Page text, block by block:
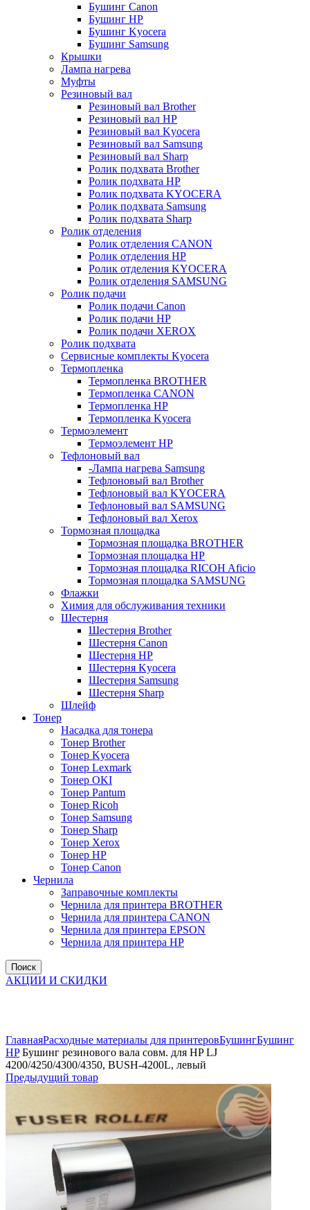
Бушинг Canon
Бушинг HP
Бушинг Kyocera
Бушинг Samsung
Крышки
Лампа нагрева
Муфты
Резиновый вал
Резиновый вал Brother
Резиновый вал HP
Резиновый вал Kyocera
Резиновый вал Samsung
Резиновый вал Sharp
Ролик подхвата Brother
Ролик подхвата HP
Ролик подхвата KYOCERA
Ролик подхвата Samsung
Ролик подхвата Sharp
Ролик отделения
Ролик отделения CANON
Ролик отделения HP
Ролик отделения KYOCERA
Ролик отделения SAMSUNG
Ролик подачи
Ролик подачи Canon
Ролик подачи HP
Ролик подачи XEROX
Ролик подхвата
Сервисные комплекты Kyocera
Термопленка
Термопленка BROTHER
Термопленка CANON
Термопленка HP
Термопленка Kyocera
Термоэлемент
Термоэлемент НР
Тефлоновый вал
-Лампа нагрева Samsung
Тефлоновый вал Brother
Тефлоновый вал KYOCERA
Тефлоновый вал SAMSUNG
Тефлоновый вал Xerox
Тормозная площадка
Тормозная площадка BROTHER
Тормозная площадка HP
Тормозная площадка RICOH Aficio
Тормозная площадка SAMSUNG
Флажки
Химия для обслуживания техники
Шестерня
Шестерня Brother
Шестерня Canon
Шестерня HP
Шестерня Kyocera
Шестерня Samsung
Шестерня Sharp
Шлейф
Тонер
Насадка для тонера
Тонер Brother
Тонер Kyocera
Тонер Lexmark
Тонер OKI
Тонер Pantum
Тонер Ricoh
Тонер Samsung
Тонер Sharp
Тонер Xerox
Тонер НР
Тонер Саnon
Чернила
Заправочные комплекты
Чернила для принтера BROTHER
Чернила для принтера CANON
Чернила для принтера EPSON
Чернила для принтера HP
Поиск
АКЦИИ И СКИДКИ
ГлавнаяРасходные материалы для принтеровБушингБушинг
HPБушинг резинового вала совм. для HP LJ
4200/4250/4300/4350, BUSH-4200L, левый
Предыдущий товар